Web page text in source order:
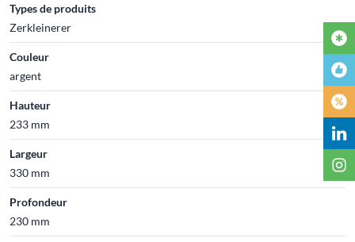
Types de produits
Zerkleinerer
Couleur
argent
Hauteur
233 mm
Largeur
330 mm
Profondeur
230 mm